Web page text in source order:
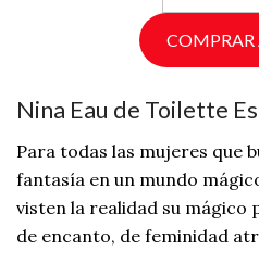
COMPRAR
Nina Eau de Toilette
Para todas las mujeres que
fantasía en un mundo
visten la realidad su mágico
de encanto, de feminidad